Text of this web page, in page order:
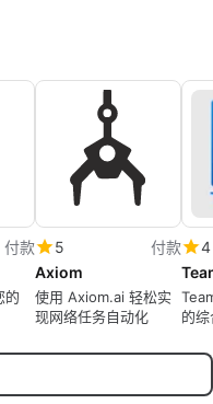
付款
的
5
付款
Axiom
使用 Axiom.ai 轻松实
现网络任务自动化
4
的